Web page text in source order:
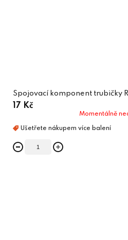
Spojovací komponent trubičky
17 Kč
Momentálně